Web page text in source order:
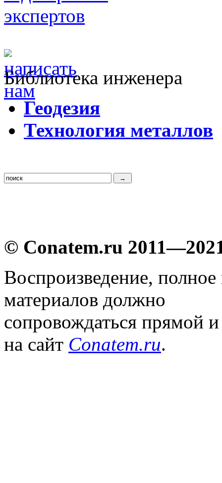
Библиотека инженера
Геодезия
Технология металлов
© Conatem.ru
Воспроизведение,
материалов должно
сопровождаться прямой
на сайт Conatem.ru.